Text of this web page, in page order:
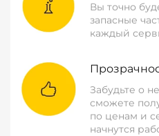
Вы точно
запасные
каждый
Забудьте о
сможете
по ценам и
начнутся